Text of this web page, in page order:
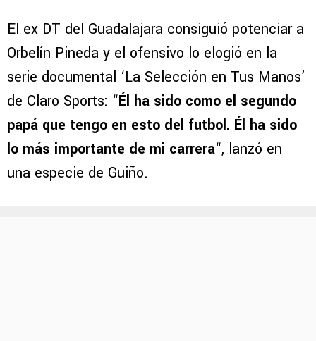
El ex DT del Guadalajara consiguió potenciar a
Orbelín Pineda y el ofensivo lo elogió en la
serie documental ‘La Selección en Tus Manos’
de Claro Sports: “Él ha sido como el segundo
papá que tengo en esto del futbol. Él ha sido
lo más importante de mi carrera“, lanzó en
una especie de Guiño.